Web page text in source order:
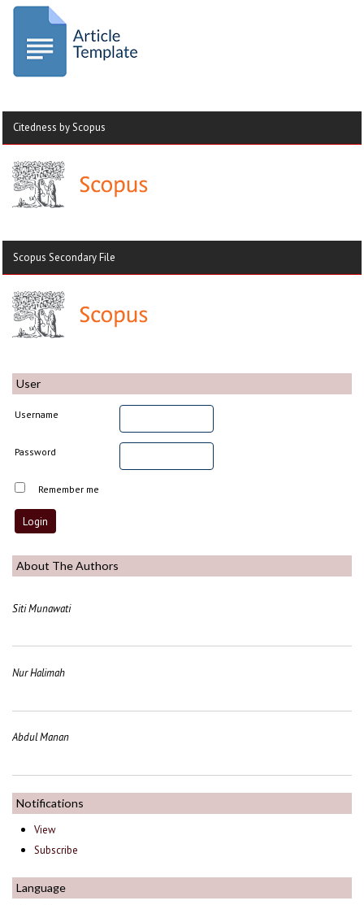
Citedness by Scopus
Scopus Secondary File
User
Username
Password
Remember me
About The Authors
Siti Munawati
Nur Halimah
Abdul Manan
Notifications
View
Subscribe
Language